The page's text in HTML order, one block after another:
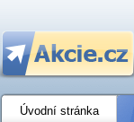
Úvodní stránka